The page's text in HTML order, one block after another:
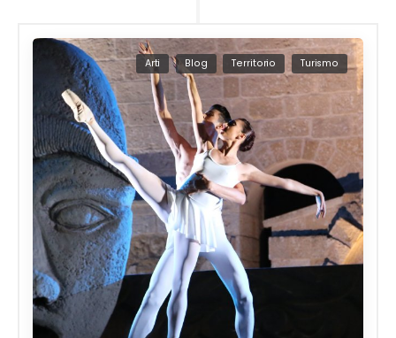
Arti Blog Territorio Turismo